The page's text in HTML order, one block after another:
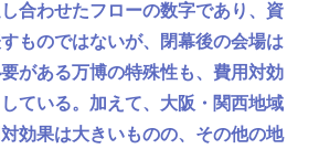
合わせたフローの数字であり、資
ものではないが、閉幕後の会場は
がある万博の特殊性も、費用対効
ている。加えて、大阪・関西地域
効果は大きいものの、その他の地